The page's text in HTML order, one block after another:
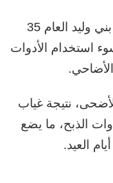
كما استقبل قسم الطوارئ بمستشفى بني وليد العام 35
استخدام الأدوات
الأضاحي.
نتيجة غياب
الذبح، ما يضع
العيد.